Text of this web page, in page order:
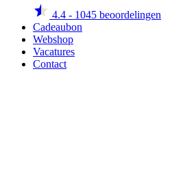
4.4 - 1045 beoordelingen
Cadeaubon
Webshop
Vacatures
Contact